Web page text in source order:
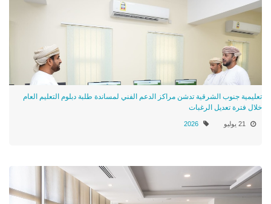
تعليمية جنوب الشرقية تدشن مراكز الدعم الفني لمساندة طلبة دبلوم التعليم العام
خلال فترة تعديل الرغبات
21 يوليو 2026